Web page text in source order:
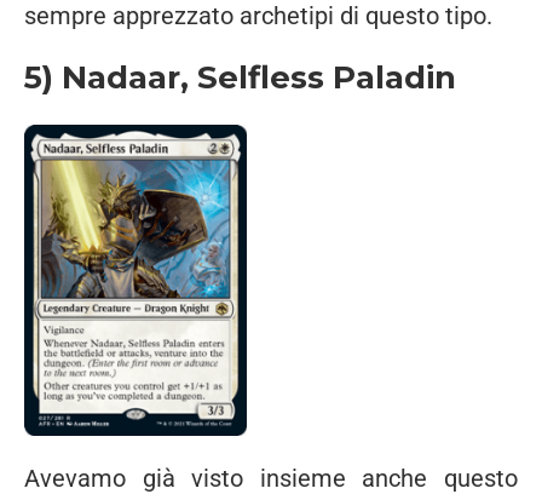
sempre apprezzato archetipi di questo tipo.
5) Nadaar, Selfless Paladin
Avevamo già visto insieme anche questo